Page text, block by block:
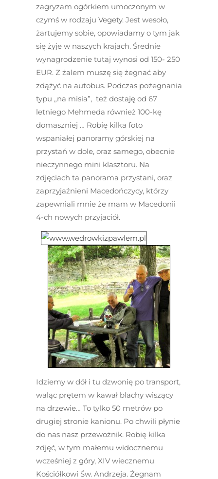
zagryzam ogórkiem umoczonym w
czymś w rodzaju Vegety. Jest wesoło,
żartujemy sobie, opowiadamy o tym jak
się żyje w naszych krajach. Średnie
wynagrodzenie tutaj wynosi od 150- 250
EUR. Z żalem muszę się żegnać aby
zdążyć na autobus. Podczas pożegnania
typu „na misia”, też dostaję od 67
letniego Mehmeda również 100-kę
domaszniej … Robię kilka foto
wspaniałej panoramy górskiej na
przystań w dole, oraz samego, obecnie
nieczynnego mini klasztoru. Na
zdjęciach ta panorama przystani, oraz
zaprzyjaźnieni Macedończycy, którzy
zapewniali mnie że mam w Macedonii
4-ch nowych przyjaciół.
Idziemy w dół i tu dzwonię po transport,
waląc prętem w kawał blachy wiszący
na drzewie… To tylko 50 metrów po
drugiej stronie kanionu. Po chwili płynie
do nas nasz przewożnik. Robię kilka
zdjęć, w tym małemu widocznemu
wcześniej z góry, XIV wiecznemu
Kościółkowi Św. Andrzeja. Żegnam